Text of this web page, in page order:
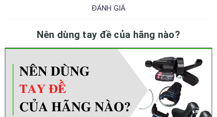
ĐÁNH GIÁ
Nên dùng tay đề của hãng nào?